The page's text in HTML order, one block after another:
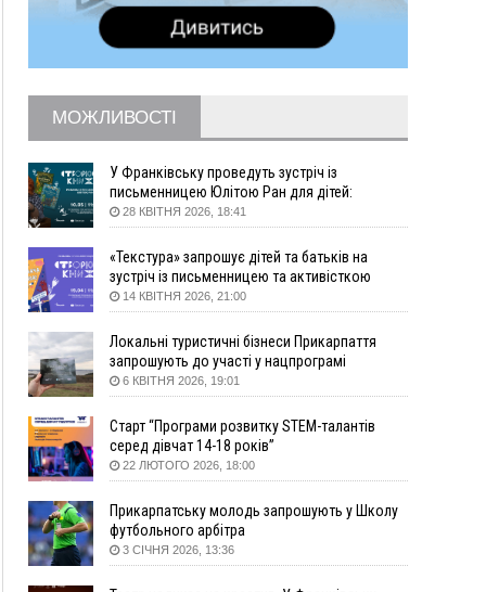
ФОП із Житомира після купівлі права
вимоги за 120 тисяч позивається до
Франківська на понад 20 млн грн
збирання ягід
05 Серпня
19:52
У Франківську вперше прооперували немовля
без відкритої операції
пошукового загону "Плацдарм" Олексій Юков
18:11
СБС за дві доби уразили 13 енергооб'єктів на
окупованих територіях
17:20
Українці подали рекордну кількість заяв до
університетів. Які спеціальності обирають
16:43
Зарплати на Прикарпатті за місяць зросли на
16:14
Франківець, який стріляв біля АЗС, вийшов під
заставу та був повторно затриманий
15:54
Прикарпатець прийшов у Пенсійний та заявив
поліції про гранату, бо йому не нарахували
пенсію
14:59
У Болгарії затримали прикарпатця, який
МОЖЛИВОСТІ
У Франківську проведуть зустріч із
письменницею Юлітою Ран для дітей:
говоритимуть про серію книг про Мавку
28 КВІТНЯ 2026, 18:41
«Текстура» запрошує дітей та батьків на
зустріч із письменницею та активісткою
Анною Повх
14 КВІТНЯ 2026, 21:00
Локальні туристичні бізнеси Прикарпаття
запрошують до участі у нацпрограмі
«Подорож до себе»
6 КВІТНЯ 2026, 19:01
Старт “Програми розвитку STEM-талантів
серед дівчат 14-18 років”
22 ЛЮТОГО 2026, 18:00
Прикарпатську молодь запрошують у Школу
футбольного арбітра
3 СІЧНЯ 2026, 13:36